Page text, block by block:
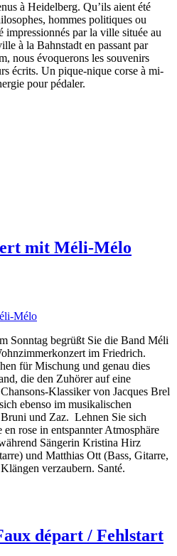
à Heidelberg. Qu’ils aient été
hommes politiques ou
impressionnés par la ville située au
à la Bahnstadt en passant par
nous évoquerons les souvenirs
écrits. Un pique-nique corse à mi-
pour pédaler.
mit Méli-Mélo
Sonntag begrüßt Sie die Band Méli
im Friedrich.
für Mischung und genau dies
die den Zuhörer auf eine
Klassiker von Jacques Brel
ebenso im musikalischen
und Zaz. Lehnen Sie sich
rose in entspannter Atmosphäre
Sängerin Kristina Hirz
und Matthias Ott (Bass, Gitarre,
verzaubern. Santé.
départ / Fehlstart